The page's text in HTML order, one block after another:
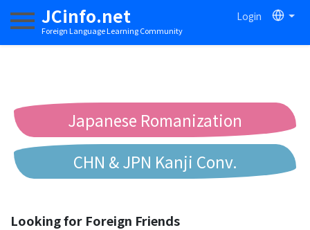
JCinfo.net
Foreign Language Learning Community
Login
Toggle navigation
Japanese Romanization
CHN & JPN Kanji Conv.
Looking for Foreign Friends